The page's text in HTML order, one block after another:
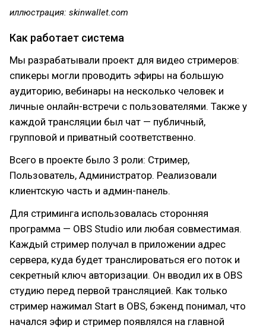
иллюстрация: skinwallet.com
Как работает система
Мы разрабатывали проект для видео стримеров:
спикеры могли проводить эфиры на большую
аудиторию, вебинары на несколько человек и
личные онлайн-встречи с пользователями. Также у
каждой трансляции был чат — публичный,
групповой и приватный соответственно.
Всего в проекте было 3 роли: Стример,
Пользователь, Администратор. Реализовали
клиентскую часть и админ-панель.
Для стриминга использовалась сторонняя
программа — OBS Studio или любая совместимая.
Каждый стример получал в приложении адрес
сервера, куда будет транслироваться его поток и
секретный ключ авторизации. Он вводил их в OBS
студию перед первой трансляцией. Как только
стример нажимал Start в OBS, бэкенд понимал, что
начался эфир и стример появлялся на главной